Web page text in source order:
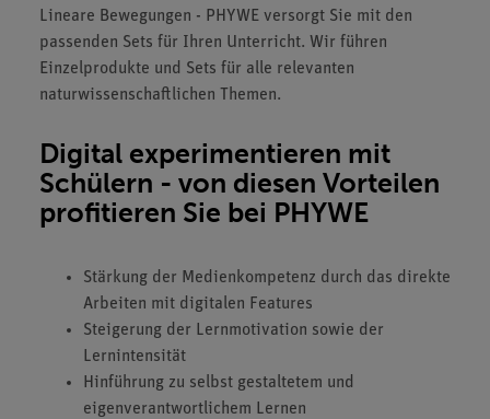
Lineare Bewegungen - PHYWE versorgt Sie mit den
passenden Sets für Ihren Unterricht. Wir führen
Einzelprodukte und Sets für alle relevanten
naturwissenschaftlichen Themen.
Digital experimentieren mit
Schülern - von diesen Vorteilen
profitieren Sie bei PHYWE
Stärkung der Medienkompetenz durch das direkte
Arbeiten mit digitalen Features
Steigerung der Lernmotivation sowie der
Lernintensität
Hinführung zu selbst gestaltetem und
eigenverantwortlichem Lernen